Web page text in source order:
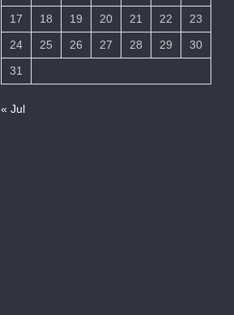
17
18 19 20 21 22
23
24
25 26 27 28 29
30
31
« Jul